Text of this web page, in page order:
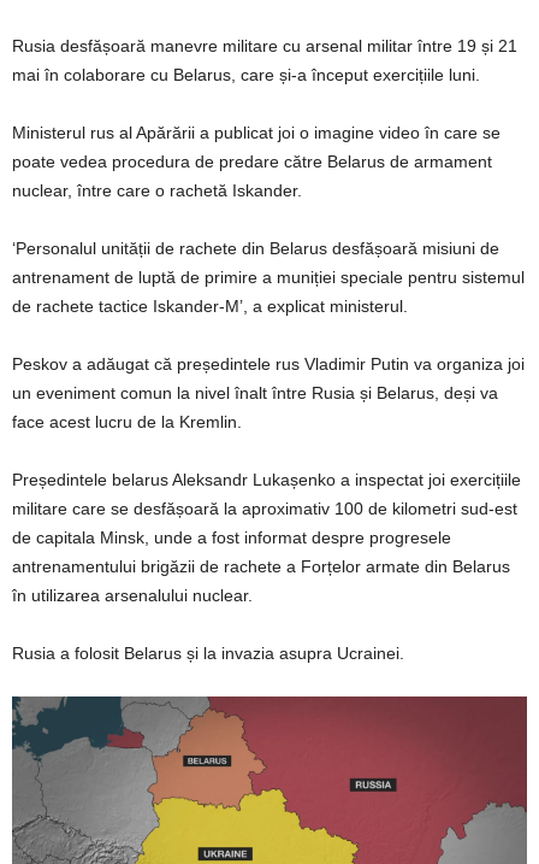
Rusia desfășoară manevre militare cu arsenal militar între 19 și 21
mai în colaborare cu Belarus, care și-a început exercițiile luni.
Ministerul rus al Apărării a publicat joi o imagine video în care se
poate vedea procedura de predare către Belarus de armament
nuclear, între care o rachetă Iskander.
‘Personalul unității de rachete din Belarus desfășoară misiuni de
antrenament de luptă de primire a muniției speciale pentru sistemul
de rachete tactice Iskander-M’, a explicat ministerul.
Peskov a adăugat că președintele rus Vladimir Putin va organiza joi
un eveniment comun la nivel înalt între Rusia și Belarus, deși va
face acest lucru de la Kremlin.
Președintele belarus Aleksandr Lukașenko a inspectat joi exercițiile
militare care se desfășoară la aproximativ 100 de kilometri sud-est
de capitala Minsk, unde a fost informat despre progresele
antrenamentului brigăzii de rachete a Forțelor armate din Belarus
în utilizarea arsenalului nuclear.
Rusia a folosit Belarus și la invazia asupra Ucrainei.